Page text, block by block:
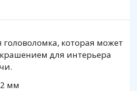
головоломка, которая может
для интерьера
мм